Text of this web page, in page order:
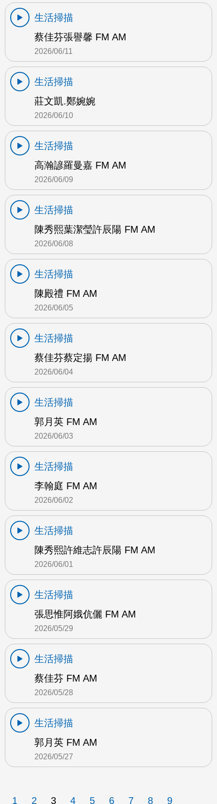
生活掃描
蔡佳芬張譽馨 FM AM
2026/06/11
生活掃描
莊文凱.鄭婉婉
2026/06/10
生活掃描
高瀚諺羅曼嘉 FM AM
2026/06/09
生活掃描
陳秀熙葉潔瑩許辰陽 FM AM
2026/06/08
生活掃描
陳殿禮 FM AM
2026/06/05
生活掃描
蔡佳芬蔡定揚 FM AM
2026/06/04
生活掃描
郭月英 FM AM
2026/06/03
生活掃描
李翰庭 FM AM
2026/06/02
生活掃描
陳秀熙許維志許辰陽 FM AM
2026/06/01
生活掃描
張思惟阿娥伉儷 FM AM
2026/05/29
生活掃描
蔡佳芬 FM AM
2026/05/28
生活掃描
郭月英 FM AM
2026/05/27
1 2 3 4 5 6 7 8 9